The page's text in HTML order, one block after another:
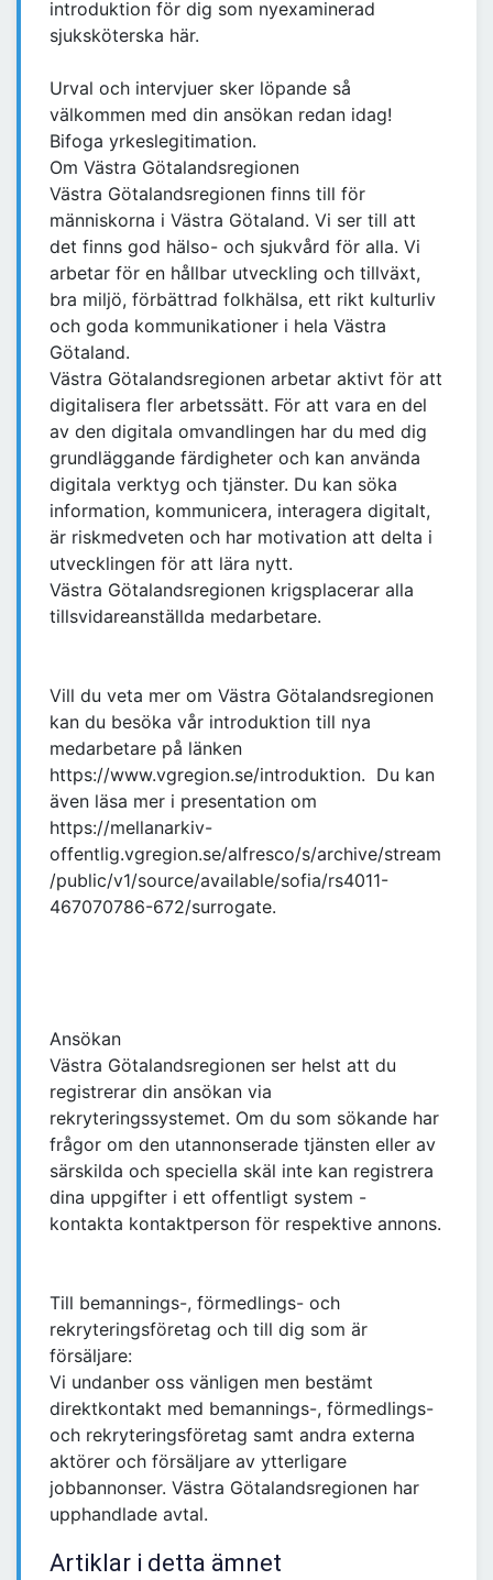
introduktion för dig som nyexaminerad
sjuksköterska här.
Urval och intervjuer sker löpande så
välkommen med din ansökan redan idag!
Bifoga yrkeslegitimation.
Om Västra Götalandsregionen
Västra Götalandsregionen finns till för
människorna i Västra Götaland. Vi ser till att
det finns god hälso- och sjukvård för alla. Vi
arbetar för en hållbar utveckling och tillväxt,
bra miljö, förbättrad folkhälsa, ett rikt kulturliv
och goda kommunikationer i hela Västra
Götaland.
Västra Götalandsregionen arbetar aktivt för att
digitalisera fler arbetssätt. För att vara en del
av den digitala omvandlingen har du med dig
grundläggande färdigheter och kan använda
digitala verktyg och tjänster. Du kan söka
information, kommunicera, interagera digitalt,
är riskmedveten och har motivation att delta i
utvecklingen för att lära nytt.
Västra Götalandsregionen krigsplacerar alla
tillsvidareanställda medarbetare.
Vill du veta mer om Västra Götalandsregionen
kan du besöka vår introduktion till nya
medarbetare på länken
https://www.vgregion.se/introduktion. Du kan
även läsa mer i presentation om
https://mellanarkiv-
offentlig.vgregion.se/alfresco/s/archive/stream
/public/v1/source/available/sofia/rs4011-
467070786-672/surrogate.
Ansökan
Västra Götalandsregionen ser helst att du
registrerar din ansökan via
rekryteringssystemet. Om du som sökande har
frågor om den utannonserade tjänsten eller av
särskilda och speciella skäl inte kan registrera
dina uppgifter i ett offentligt system -
kontakta kontaktperson för respektive annons.
Till bemannings-, förmedlings- och
rekryteringsföretag och till dig som är
försäljare:
Vi undanber oss vänligen men bestämt
direktkontakt med bemannings-, förmedlings-
och rekryteringsföretag samt andra externa
aktörer och försäljare av ytterligare
jobbannonser. Västra Götalandsregionen har
upphandlade avtal.
Artiklar i detta ämnet